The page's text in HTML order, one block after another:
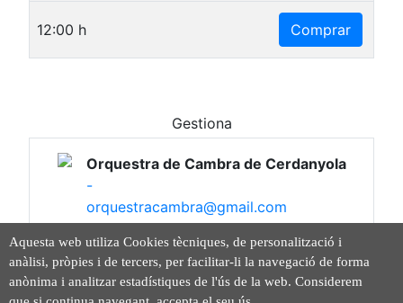
12:00 h Comprar
Gestiona
Orquestra de Cambra de Cerdanyola
-
orquestracambra@gmail.com
Aquesta web utiliza Cookies tècniques, de personalització i
anàlisi, pròpies i de tercers, per facilitar-li la navegació de forma
anònima i analitzar estadístiques de l'ús de la web. Considerem